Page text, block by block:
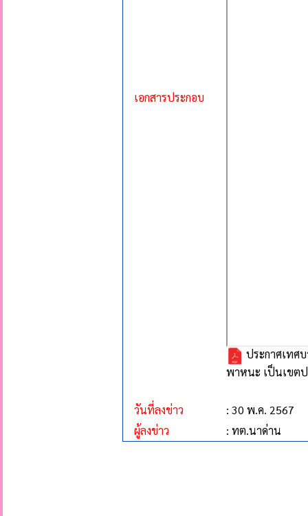
เอกสารประกอบ
ประกาศเทศ
พาหนะ เป็นเขต
วันที่ลงข่าว
: 30 พ.ค. 2567
ผู้ลงข่าว
: ทต.นาด่าน